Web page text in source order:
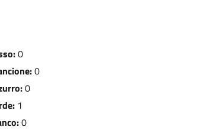
0
0
0
1
0